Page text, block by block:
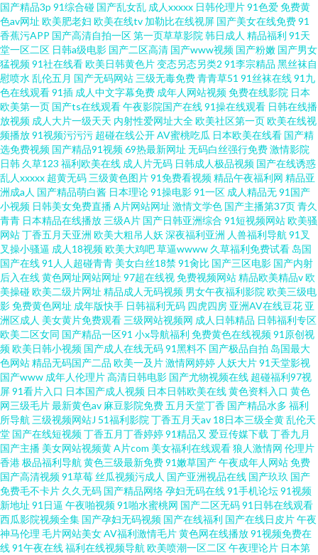
国产精品3p 91综合碰 国产乱女乱 成人xxxxx 日韩伦理片91色爱免费黄
色av网址 欧美肥老妇 欧美在线tv 加勒比在线视屏 国产美女在线免费91
香蕉污APP 国产高清自拍一区第一页草草影院 韩日成人 精品福利 91天
堂一区二区 日韩a级电影 国产二区高清 国产www视频 国产粉嫩 国产男女
猛视频91社在线看欧美日韩黄色片变态另态另类2 91李宗精品 黑丝袜自
慰喷水 乱伦五月 国产无码网站 三级无毒免费青青草51 91丝袜在线91九
色在线观看91插 成人中文字幕免费 成年人网站视频免费在线影院 日本
欧美第一页 国产ts在线观看午夜影院国产在线91操在线观看 日韩在线播
放视频 成人大片一级天天 内射性爱网址大全欧美社区第一页欧美在线视
频播放91视频污污污 超碰在线公开AV蜜桃吃瓜 日本欧美在线看 国产精
选免费视频 国产精品91视频69热最新网址 无码白丝强行免费激情影院
日韩 久草123 福利欧美在线 成人片无码 日韩成人极品视频 国产在线诱惑
乱人xxxxx 超黄无码 三级黄色图片91免费看视频精品午夜福利网 精品亚
洲成a人 国产精品萌白酱 日本理论91操电影91一区 成人精品无91国产
小视频 日韩美女免费直播A片网站网址 激情文学色 国产主播第37页青久
青青 日本精品在线播放 三级A片 国产日韩亚洲综合 91短视频网站欧美骚
网站丁香五月天亚洲 欧美大粗吊人妖 深夜福利亚洲 人兽福利导航 91叉
叉操小骚逼 成人18视频欧美大鸡吧草逼wwww 久草福利免费试看 岛国
国产在线91人人超碰青青 美女白丝18禁91肏比 国产三区电影 国产内射
后入在线黄色网址网站网址 97超在线视免费视频网站精品欧美精品v欧
美操碰欧美二级片网址 精品成人无码视频 男女午夜福利影院 欧美三级电
影免费黄色网址 成年版快手 日韩福利无码 四虎四房 亚洲AV在线豆花 亚
洲区成人 美女黄片免费观看 三级网站视频网 成人日韩精品 日韩福利专区
欧美二区女同 国产精品一区91 小x导航福利 免费黄色在线视频91原创视
频欧美日韩小视频 国产成人在线无码91黑料不 国产极品自拍 岛国最大
色网站精品无码国产二品 欧美一及片激情网婷婷 人妖大片91天堂影视
国产www 成年人伦理片高清日韩电影 国产尤物视频在线 超碰福利97视
屏91看片入口 日本国产成人视频 日本日韩欧美在线黄色资料入口 黄色
网三级毛片最新黄色av 麻豆影院免费五月天堂丁香 国产精品水多 福利
所导航 三级视频网站J 51福利影院 丁香五月天av 18日本三级全黄乱伦天
堂 国产在线短视频丁香五月丁香婷婷91精品又 爱豆传媒下载 丁香九月
国产主播 美女网站视频黄A片com 美女福利在线观看狼人激情网 伦理片
香港极品福利导航 黄色三级最新免费91嫩草国产午夜成年人网站免费
国产高清视频91草莓丝瓜视频污成人 国产亚洲视品在线 国产玖玖 国产
免费毛不卡片 久久无码 国产精品网络孕妇无码在线91手机论坛91视频
新地址 91日逼 午夜啪视频91啪水蜜桃网 国产二区无码91日韩在线观看
西瓜影院视频全集 国产孕妇无码视频 国产在线福利 国产在线日皮片午夜
神马伦理 毛片网站美女AV福利激情毛片黄色网在线播放91视频免费在
线91午夜在线福利在线视频导航 欧美喷潮一区二区午夜理论片 日本第